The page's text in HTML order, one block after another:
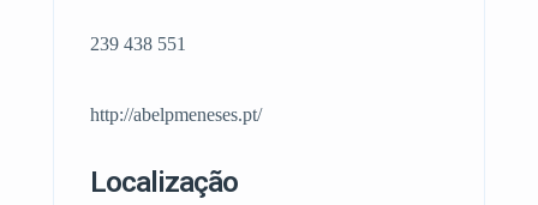
239 438 551
http://abelpmeneses.pt/
Localização